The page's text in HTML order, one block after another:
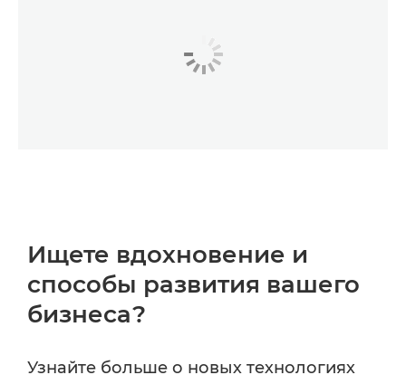
Ищете вдохновение и
способы развития вашего
бизнеса?
Узнайте больше о новых технологиях